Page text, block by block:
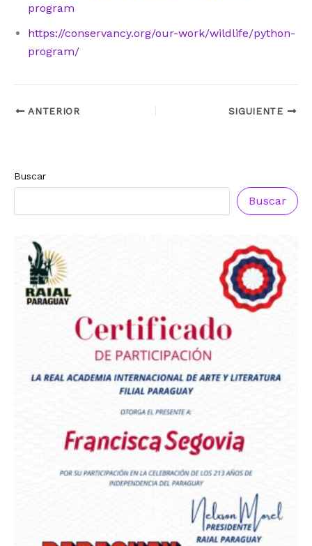
program
https://conservancy.org/our-work/wildlife/python-
program/
ANTERIOR SIGUIENTE
Buscar
Buscar
Radio Tribuna Abierta
Radio Tribuna Abierta
Radio Oñondivepa Paraguay
Premio Orgullo Paraguayo
Reconocimiento aFrancisca Segovia